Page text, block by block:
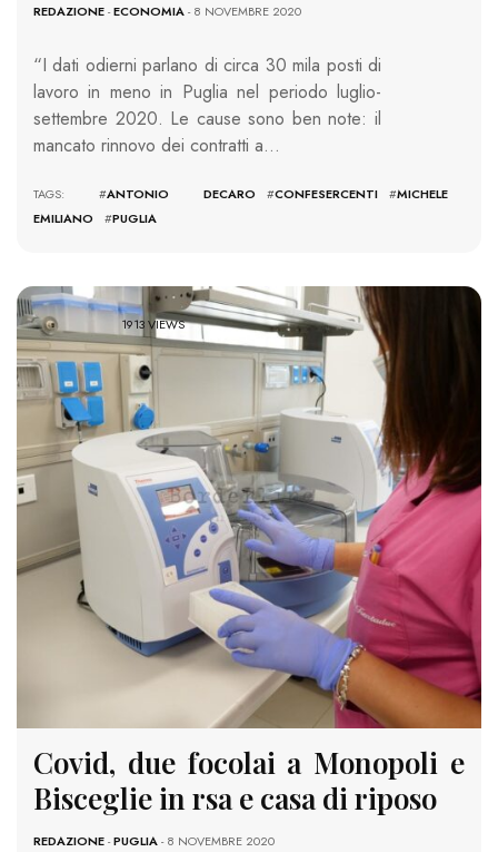
REDAZIONE-ECONOMIA- 8 NOVEMBRE 2020
“I dati odierni parlano di circa 30 mila posti di
lavoro in meno in Puglia nel periodo luglio-
settembre 2020. Le cause sono ben note: il
mancato rinnovo dei contratti a…
TAGS: #ANTONIO DECARO #CONFESERCENTI #MICHELE
EMILIANO
#PUGLIA
1913 VIEWS
Covid, due focolai a Monopoli e
Bisceglie in rsa e casa di riposo
REDAZIONE-PUGLIA- 8 NOVEMBRE 2020